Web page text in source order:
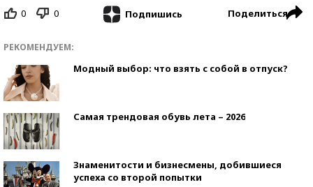
0 0 Подпишись Поделиться
РЕКОМЕНДУЕМ:
Модный выбор: что взять с собой в отпуск?
Самая трендовая обувь лета – 2026
Знаменитости и бизнесмены, добившиеся
успеха со второй попытки